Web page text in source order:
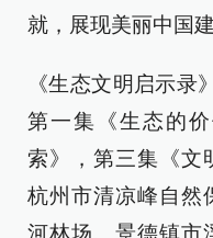
就，展现美丽中国
《生态文明启示录
第一集《生态的
索》，第三集《文
杭州市清凉峰自然
河林场、景德镇市